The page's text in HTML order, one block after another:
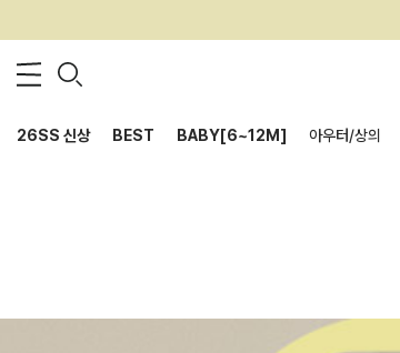
26SS 신상 BEST BABY[6~12M] 아우터/상의